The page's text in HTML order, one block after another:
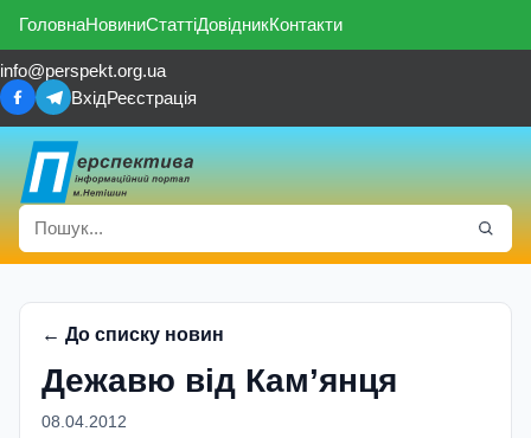
ГоловнаНовиниСтаттіДовідникКонтакти
info@perspekt.org.ua
ВхідРеєстрація
← До списку новин
Дежавю від Кам’янця
08.04.2012